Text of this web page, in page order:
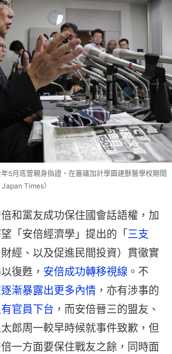
5月底曾親身指證，在審議加計學園建獸醫學校期間
Times）
和黨友成功保住國會話語權，加
「安倍經濟學」提出的「 三支
經、以及促進民間投資）貫徹實
復甦， 安倍成功轉移視線 。不
逐漸暴露出更多內情 ，亦有涉事的
官員下台 ，而安倍晉三的盟友、
郎周一較早時候就事件致歉，但
一方面要保住戰友之餘，同時面